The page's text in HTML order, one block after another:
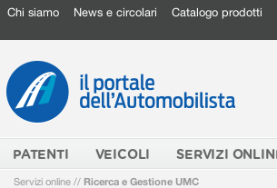
Chi siamo News e circolari Catalogo prodotti
PATENTI VEICOLI SERVIZI
Servizi online // Ricerca e Gestione UMC